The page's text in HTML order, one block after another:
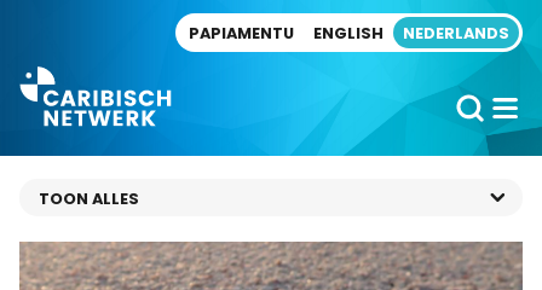
PAPIAMENTU ENGLISH NEDERLANDS